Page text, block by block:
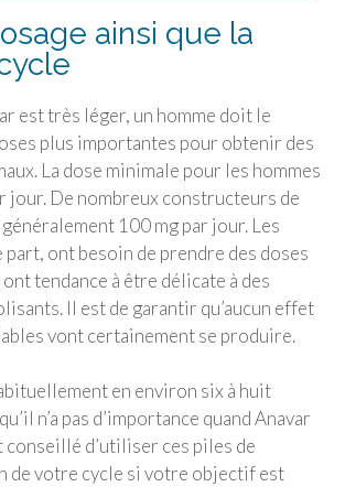
ainsi que la
est très léger, un homme doit le
plus importantes pour obtenir des
La dose minimale pour les hommes
jour. De nombreux constructeurs de
100 mg par jour. Les
part, ont besoin de prendre des doses
tendance à être délicate à des
Il est de garantir qu’aucun effet
vont certainement se produire.
en environ six à huit
n’a pas d’importance quand Anavar
d’utiliser ces piles de
de votre cycle si votre objectif est